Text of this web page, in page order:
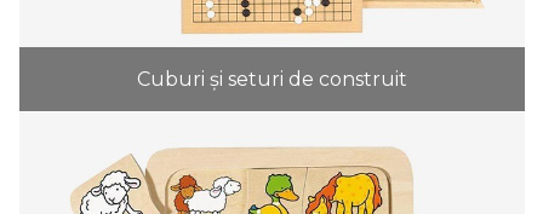
Cuburi și seturi de construit